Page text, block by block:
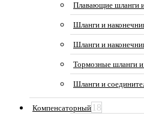
Плавающие шланги
Шланги и
Шланги и
Тормозные шланги
Шланги и
Компенсаторный 18